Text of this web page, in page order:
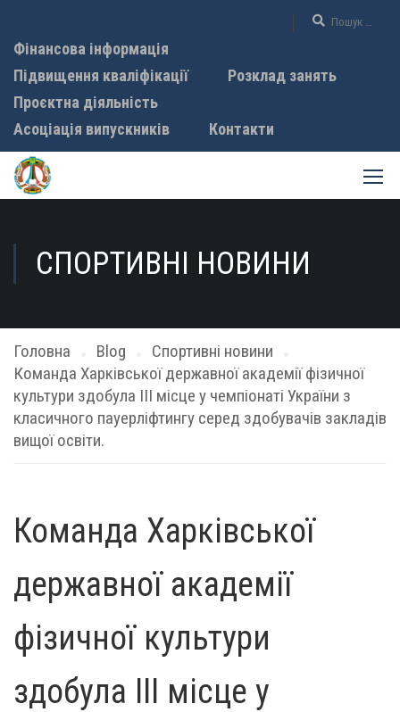
Фінансова інформація
Підвищення кваліфікації
Розклад занять
Проєктна діяльність
Асоціація випускників
Контакти
СПОРТИВНІ НОВИНИ
Головна Blog
Спортивні новини
Команда Харківської державної академії фізичної
культури здобула ІІІ місце у чемпіонаті України з
класичного пауерліфтингу серед здобувачів закладів
вищої освіти.
Команда Харківської
державної академії
фізичної культури
здобула ІІІ місце у